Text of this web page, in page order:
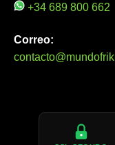
+34 689 800 662
Correo: